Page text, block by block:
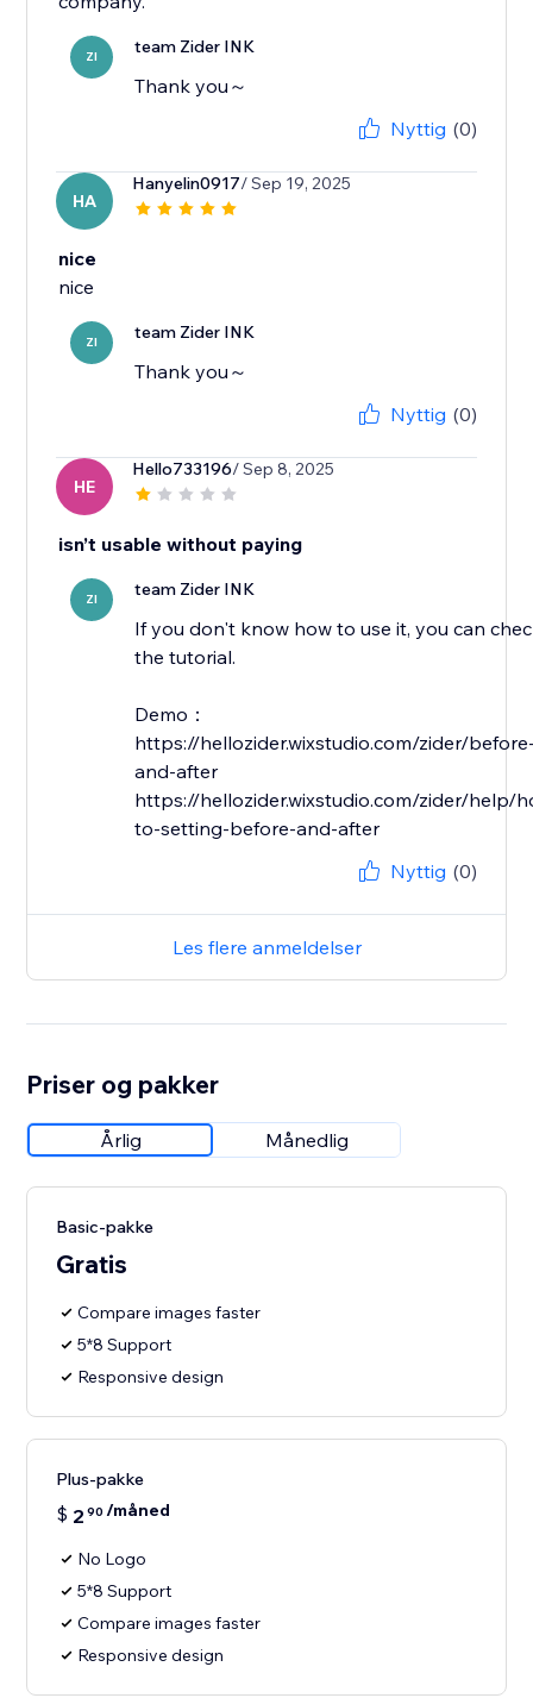
ZI team Zider INK
Thank you～
Nyttig (0)
HA
Hanyelin0917/ Sep 19, 2025
nice
nice
ZI team Zider INK
Thank you～
Nyttig (0)
HE
Hello733196/ Sep 8, 2025
isn’t usable without paying
ZI team Zider INK
If you don't know how to use it, you can
the tutorial.
Demo：
https://hellozider.wixstudio.com/zider/
and-after
https://hellozider.wixstudio.com/zider/help/
to-setting-before-and-after
Nyttig (0)
Les flere anmeldelser
Priser og pakker
Årlig Månedlig
Basic-pakke
Gratis
Compare images faster
5*8 Support
Responsive design
Plus-pakke
$ 2 90 /måned
No Logo
5*8 Support
Compare images faster
Responsive design